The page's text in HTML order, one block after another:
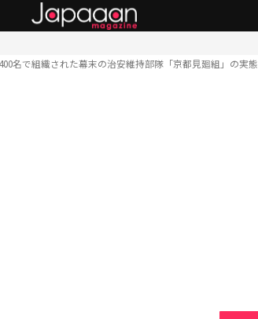
名で組織された幕末の治安維持部隊「京都見廻組」の実態